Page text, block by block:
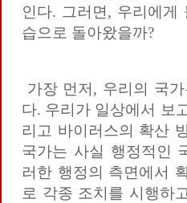
인다. 그러면, 우리에게
습으로 돌아왔을까?
가장 먼저, 우리의 국
다. 우리가 일상에서 보
리고 바이러스의 확산
국가는 사실 행정적인
러한 행정의 측면에서
로 각종 조치를 시행하